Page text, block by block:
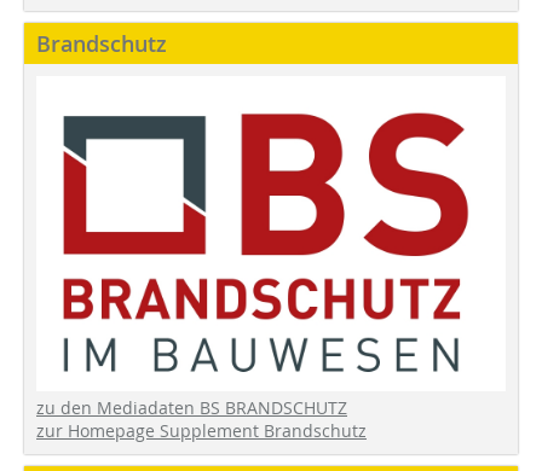
Brandschutz
zu den Mediadaten BS BRANDSCHUTZ
zur Homepage Supplement Brandschutz